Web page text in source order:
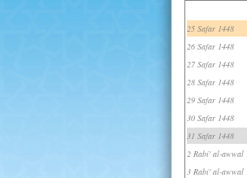
25 Safar 1448
26 Safar 1448
27 Safar 1448
28 Safar 1448
29 Safar 1448
30 Safar 1448
31 Safar 1448
2 Rabi' al-awwal
3 Rabi' al-awwal